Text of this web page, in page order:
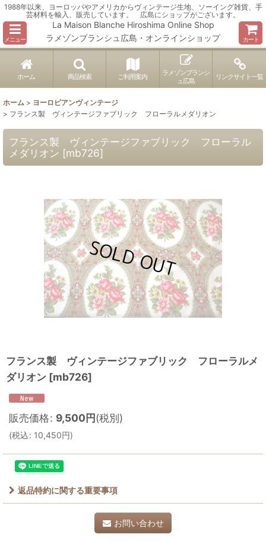
1988年以来、ヨーロッパやアメリカからヴィンテージ生地、ソーイング雑貨、手
芸材料を輸入、販売しています。 広島にショップがございます。
メニュー
La Maison Blanche Hiroshima Online Shop
ラメゾンブランシュ広島・オンラインショップ
カート
ホーム 商品検索 ご利用案内
ラメゾンブランシ
ュ広島
リンクサイト一覧
ホーム > ヨーロピアンヴィンテージ
> フランス製 ヴィンテージファブリック フローラルメダリオン
フランス製 ヴィンテージファブリック フローラル
メダリオン [mb726]
フランス製 ヴィンテージファブリック フローラルメ
ダリオン [mb726]
販売価格: 9,500円(税別)
(税込: 10,450円)
返品特約に関する重要事項
お問い合わせ